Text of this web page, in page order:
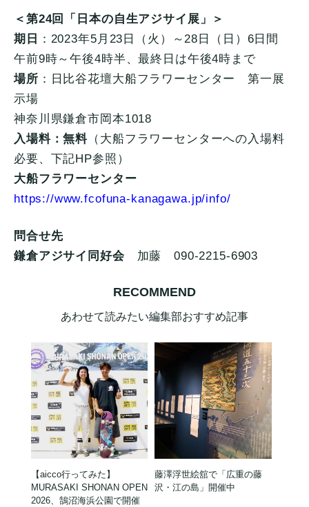
＜第24回「日本の自生アジサイ展」＞
期日
：2023年5月23日（火）～28日（日）6日間
午前9時～午後4時半、最終日は午後4時まで
場所 ：日比谷花壇大船フラワーセンター 第一展
示場
神奈川県鎌倉市岡本1018
入場料：無料 （大船フラワーセンターへの入場料
必要、下記HP参照）
大船フラワーセンター
https://www.fcofuna-kanagawa.jp/info/
問合せ先
鎌倉アジサイ同好会 加藤 090-2215-6903
RECOMMEND
あわせて読みたい編集部おすすめ記事
【aicco行ってみた】
MURASAKI SHONAN OPEN
2026、鵠沼海浜公園で開催
藤澤浮世絵舘で「広重の藤
沢・江の島」開催中